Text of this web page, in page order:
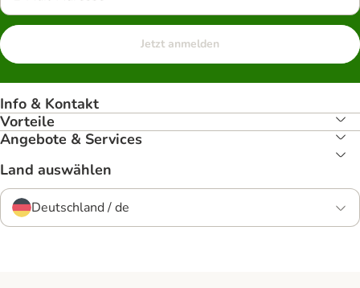
Jetzt anmelden
Info & Kontakt
Vorteile
Angebote & Services
Land auswählen
Deutschland / de